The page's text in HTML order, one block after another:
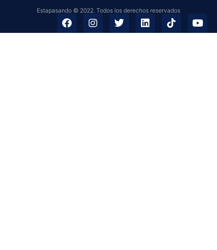
Estapasando © 2022. Todos los derechos reservados